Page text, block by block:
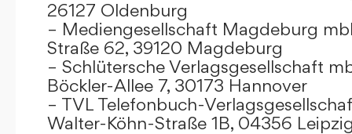
26127 Oldenburg
– Mediengesellschaft Magdeburg
Straße 62, 39120 Magdeburg
– Schlütersche Verlagsgesellschaft
Böckler-Allee 7, 30173 Hannover
– TVL Telefonbuch-
Walter-Köhn-Straße 1B, 04356